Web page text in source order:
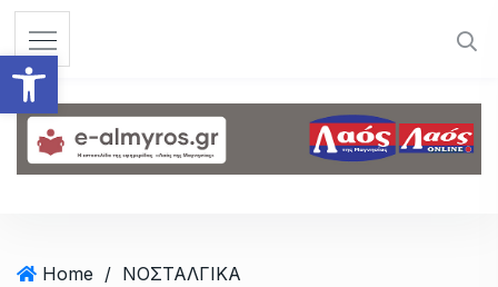
Ανοίξτε τη γραμμή
Home / ΝΟΣΤΑΛΓΙΚΑ